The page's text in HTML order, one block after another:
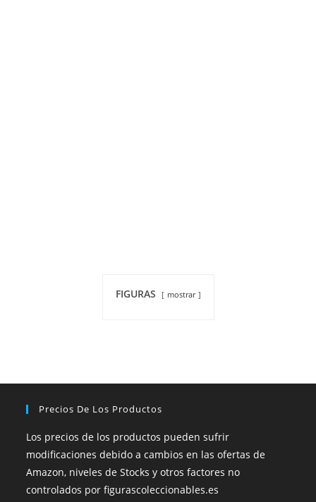
FIGURAS mostrar
Precios De Los Productos
Los precios de los productos pueden sufrir
modificaciones debido a cambios en las ofertas de
Amazon, niveles de Stocks y otros factores no
controlados por figurascoleccionables.es